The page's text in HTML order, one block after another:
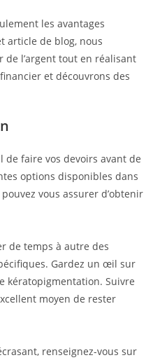
les avantages
article de blog, nous
l’argent tout en réalisant
et découvrons des
de faire vos devoirs avant de
options disponibles dans
vous assurer d’obtenir
de temps à autre des
Gardez un œil sur
kératopigmentation. Suivre
moyen de rester
renseignez-vous sur